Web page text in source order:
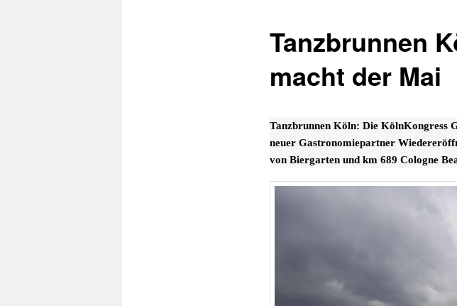
Tanzbrunnen
macht der Mai
Tanzbrunnen Köln: Die KölnKongress
neuer Gastronomiepartner
von Biergarten und km 689 Cologne